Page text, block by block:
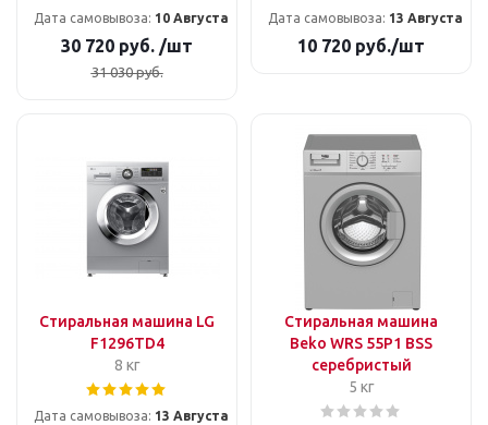
Дата самовывоза: 10 Августа
30 720 руб. /шт
31 030руб.
Дата самовывоза: 13 Августа
10 720 руб./шт
Стиральная машина LG
F1296TD4
8 кг
Дата самовывоза: 13 Августа
Стиральная машина
Beko WRS 55P1 BSS
серебристый
5 кг